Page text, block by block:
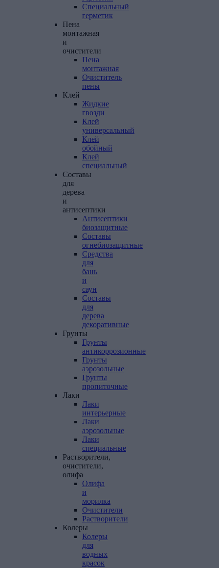
Специальный
герметик
Пена
монтажная
и
очистители
Пена
монтажная
Очиститель
пены
Клей
Жидкие
гвозди
Клей
универсальный
Клей
обойный
Клей
специальный
Составы
для
дерева
и
антисептики
Антисептики
биозащитные
Составы
огнебиозащитные
Средства
для
бань
и
саун
Составы
для
дерева
декоративные
Грунты
Грунты
антикоррозионные
Грунты
аэрозольные
Грунты
пропиточные
Лаки
Лаки
интерьерные
Лаки
аэрозольные
Лаки
специальные
Растворители,
очистители,
олифа
Олифа
и
морилка
Очистители
Растворители
Колеры
Колеры
для
водных
красок